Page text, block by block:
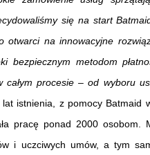
się na start
otwarci na innowacyjne
bezpiecznym metodom
procesie – od wyboru
istnienia, z pomocy Batmaid
pracę ponad 2000 osobom.
i uczciwych umów, a tym